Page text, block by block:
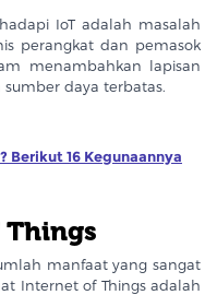
IoT adalah masalah
perangkat dan pemasok
menambahkan lapisan
daya terbatas.
Berikut 16 Kegunaannya
manfaat yang sangat
Internet of Things adalah